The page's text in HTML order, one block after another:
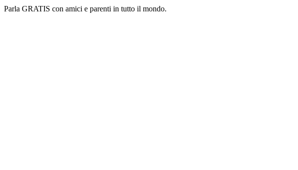
Parla GRATIS con amici e parenti in tutto il mondo.